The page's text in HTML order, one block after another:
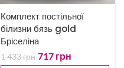
Комплект постільної
білизни бязь gold
Бріселіна
1 433грн 717 грн